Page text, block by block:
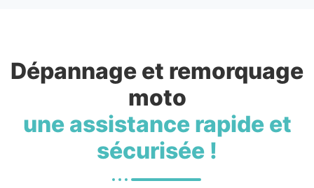
Dépannage et remorquage
moto
une assistance rapide et
sécurisée !